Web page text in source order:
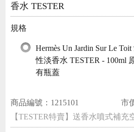
香水 TESTER
規格
Hermès Un Jardin Sur Le
性淡香水 TESTER - 100ml
有瓶蓋
商品編號： 1215101 市
【TESTER特賣】送香水噴式補